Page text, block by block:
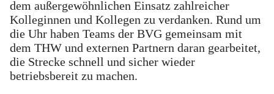
dem außergewöhnlichen Einsatz zahlreicher
Kolleginnen und Kollegen zu verdanken. Rund um
die Uhr haben Teams der BVG gemeinsam mit
dem THW und externen Partnern daran gearbeitet,
die Strecke schnell und sicher wieder
betriebsbereit zu machen.